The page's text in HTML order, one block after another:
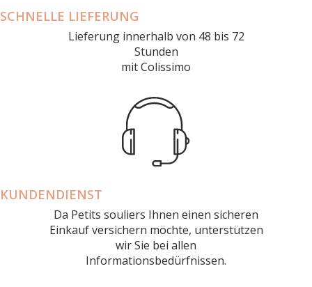
SCHNELLE LIEFERUNG
Lieferung innerhalb von 48 bis 72
Stunden
mit Colissimo
KUNDENDIENST
Da Petits souliers Ihnen einen sicheren
Einkauf versichern möchte, unterstützen
wir Sie bei allen
Informationsbedürfnissen.